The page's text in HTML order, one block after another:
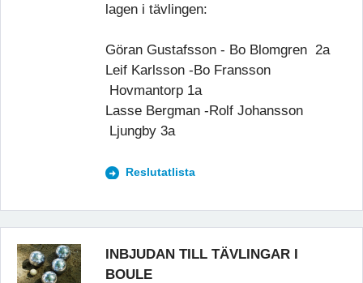
lagen i tävlingen:
Göran Gustafsson - Bo Blomgren 2a
Leif Karlsson -Bo Fransson
Hovmantorp 1a
Lasse Bergman -Rolf Johansson
Ljungby 3a
Reslutatlista
INBJUDAN TILL TÄVLINGAR I
BOULE